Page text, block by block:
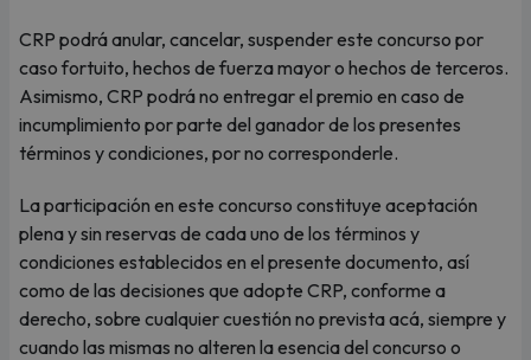
CRP podrá anular, cancelar, suspender este concurso por
caso fortuito, hechos de fuerza mayor o hechos de terceros.
Asimismo, CRP podrá no entregar el premio en caso de
incumplimiento por parte del ganador de los presentes
términos y condiciones, por no corresponderle.
La participación en este concurso constituye aceptación
plena y sin reservas de cada uno de los términos y
condiciones establecidos en el presente documento, así
como de las decisiones que adopte CRP, conforme a
derecho, sobre cualquier cuestión no prevista acá, siempre y
cuando las mismas no alteren la esencia del concurso o